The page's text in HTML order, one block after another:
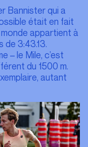
Bannister qui a
était en fait
monde appartient à
de 3:43.13.
– le Mile, c’est
du 1500 m.
autant